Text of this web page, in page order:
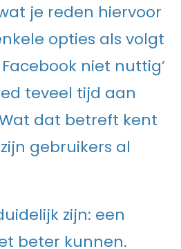
je reden hiervoor
opties als volgt
Facebook niet nuttig’
teveel tijd aan
Wat dat betreft kent
gebruikers al
zijn: een
beter kunnen.